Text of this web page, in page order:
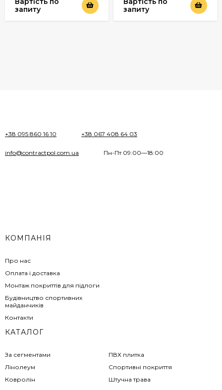
запиту
запиту
+38 095 860 16 10 +38 067 408 64 03
info@contractpol.com.ua Пн-Пт 09:00—18:00
КОМПАНІЯ
Про нас
Оплата і доставка
Монтаж покриттів для підлоги
Будівництво спортивних
майданчиків
Контакти
КАТАЛОГ
За сегментами
Лінолеум
Ковролін
ПВХ плитка
Спортивні покриття
Штучна трава